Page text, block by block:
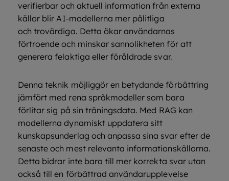
verifierbar och aktuell information från externa
källor blir AI-modellerna mer pålitliga
och trovärdiga. Detta ökar användarnas
förtroende och minskar sannolikheten för att
generera felaktiga eller föråldrade svar.
Denna teknik möjliggör en betydande förbättring
jämfört med rena språkmodeller som bara
förlitar sig på sin träningsdata. Med RAG kan
modellerna dynamiskt uppdatera sitt
kunskapsunderlag och anpassa sina svar efter de
senaste och mest relevanta informationskällorna.
Detta bidrar inte bara till mer korrekta svar utan
också till en förbättrad användarupplevelse